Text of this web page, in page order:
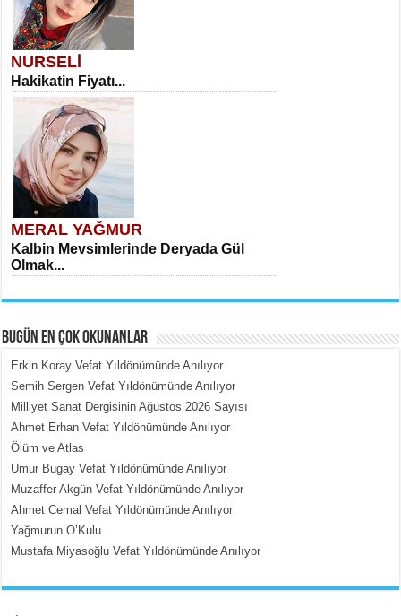
NURSELİ
Hakikatin Fiyatı...
MERAL YAĞMUR
Kalbin Mevsimlerinde Deryada Gül
Olmak...
MEHMET ÇOBAN
İçerdeki Put Dışardaki Maskeler...
BUGÜN EN ÇOK OKUNANLAR
Erkin Koray Vefat Yıldönümünde Anılıyor
Semih Sergen Vefat Yıldönümünde Anılıyor
Milliyet Sanat Dergisinin Ağustos 2026 Sayısı
Ahmet Erhan Vefat Yıldönümünde Anılıyor
Ölüm ve Atlas
Umur Bugay Vefat Yıldönümünde Anılıyor
Muzaffer Akgün Vefat Yıldönümünde Anılıyor
Ahmet Cemal Vefat Yıldönümünde Anılıyor
Yağmurun O’Kulu
Mustafa Miyasoğlu Vefat Yıldönümünde Anılıyor